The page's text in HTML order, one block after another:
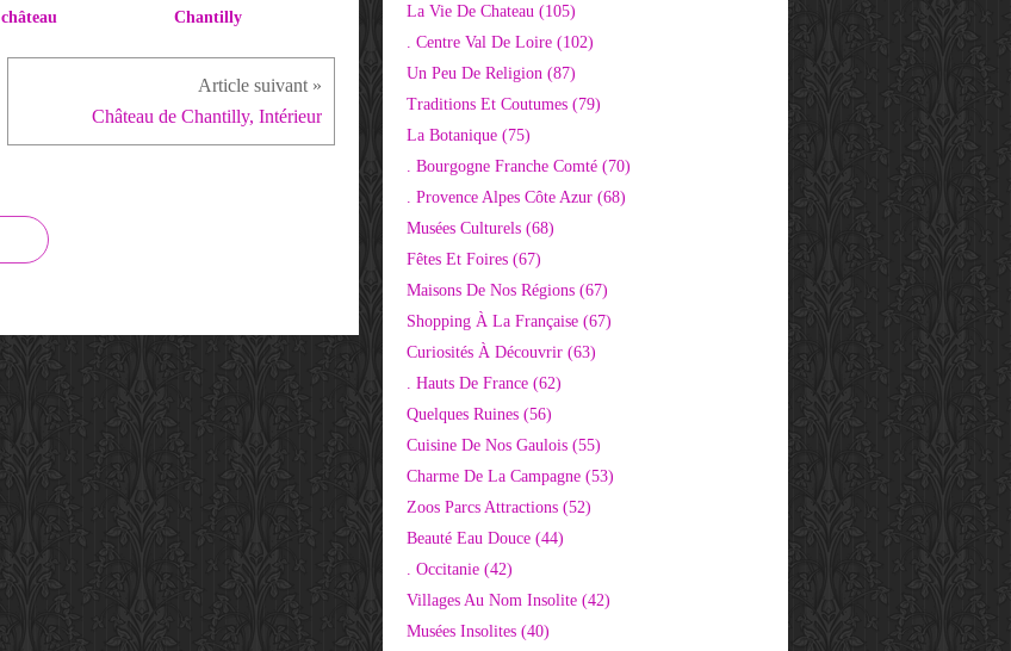
château
Chantilly
Château de Chantilly, Intérieur
La Vie De Chateau (105)
. Centre Val De Loire (102)
Un Peu De Religion (87)
Traditions Et Coutumes (79)
La Botanique (75)
. Bourgogne Franche Comté (70)
. Provence Alpes Côte Azur (68)
Musées Culturels (68)
Fêtes Et Foires (67)
Maisons De Nos Régions (67)
Shopping À La Française (67)
Curiosités À Découvrir (63)
. Hauts De France (62)
Quelques Ruines (56)
Cuisine De Nos Gaulois (55)
Charme De La Campagne (53)
Zoos Parcs Attractions (52)
Beauté Eau Douce (44)
. Occitanie (42)
Villages Au Nom Insolite (42)
Musées Insolites (40)